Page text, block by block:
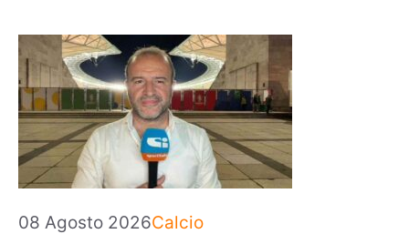
08 Agosto 2026Categorie
Calcio